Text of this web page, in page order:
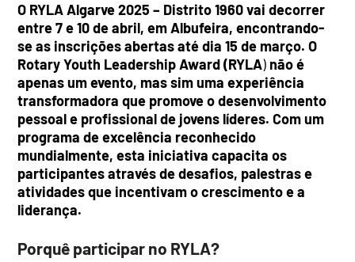
O RYLA Algarve 2025 – Distrito 1960 vai decorrer
entre 7 e 10 de abril, em Albufeira, encontrando-
se as inscrições abertas até dia 15 de março. O
Rotary Youth Leadership Award (RYLA) não é
apenas um evento, mas sim uma experiência
transformadora que promove o desenvolvimento
pessoal e profissional de jovens líderes. Com um
programa de excelência reconhecido
mundialmente, esta iniciativa capacita os
participantes através de desafios, palestras e
atividades que incentivam o crescimento e a
liderança.
Porquê participar no RYLA?